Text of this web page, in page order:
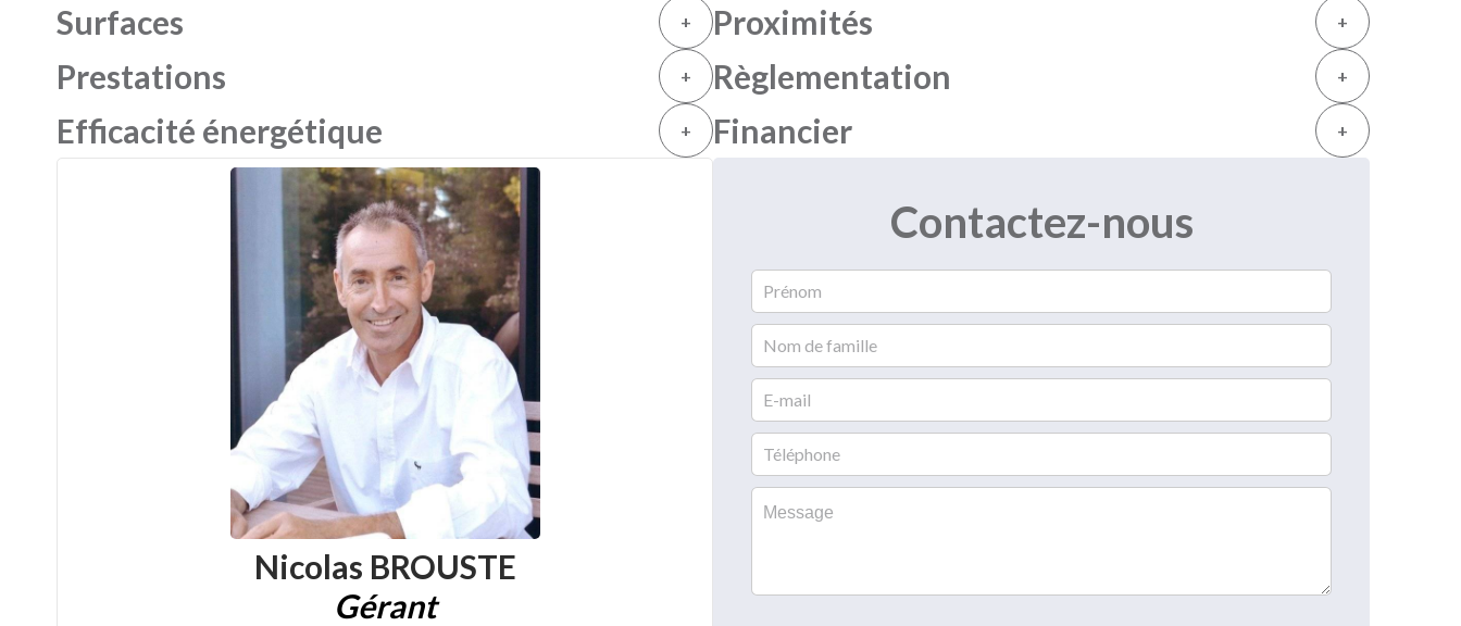
Surfaces + Proximités +
Prestations + Règlementation +
Efficacité énergétique + Financier +
Nicolas BROUSTE
Gérant
Contactez-nous